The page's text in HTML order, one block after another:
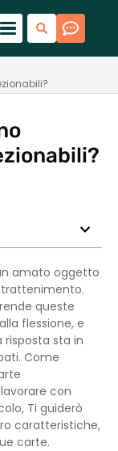
amato oggetto
queste
flessione, e
risposta sta in
Come
con
Ti guiderò
caratteristiche,
carte.